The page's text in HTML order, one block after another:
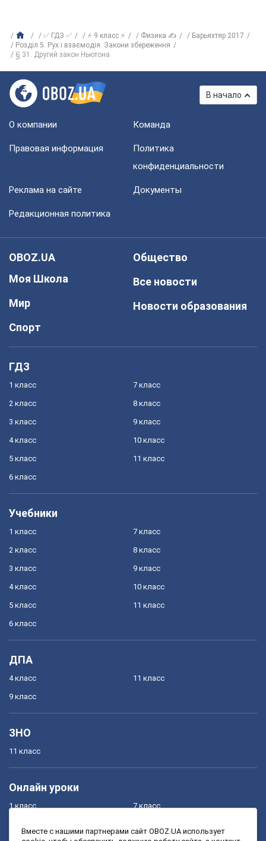
✅ ГДЗ ✅ ⚡ 9 класс ⚡ Физика ✍
Барьяхтяр 2017
Розділ 5. Рух і взаємодія. Закони збереження
§ 31. Другий закон Ньютона
В начало
О компании Команда
Правовая информация
Политика
конфиденциальности
Реклама на сайте Документы
Редакционная политика
OBOZ.UA
Моя Школа
Мир
Спорт
Общество
Все новости
Новости образования
ГДЗ
1 класс
2 класс
3 класс
4 класс
5 класс
6 класс
7 класс
8 класс
9 класс
10 класс
11 класс
Учебники
1 класс
2 класс
3 класс
4 класс
5 класс
6 класс
7 класс
8 класс
9 класс
10 класс
11 класс
ДПА
4 класс
9 класс
11 класс
ЗНО
11 класс
Онлайн уроки
1 класс 7 класс
Вместе с нашими партнерами сайт OBOZ.UA использует